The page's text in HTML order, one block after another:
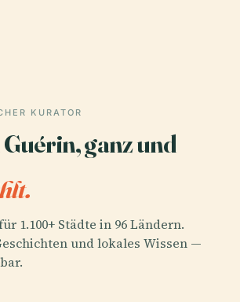
KURATOR
ganz und
1.100+ Städte in 96 Ländern.
und lokales Wissen —